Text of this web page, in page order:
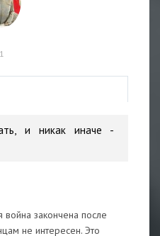
и никак иначе -
закончена после
не интересен. Это